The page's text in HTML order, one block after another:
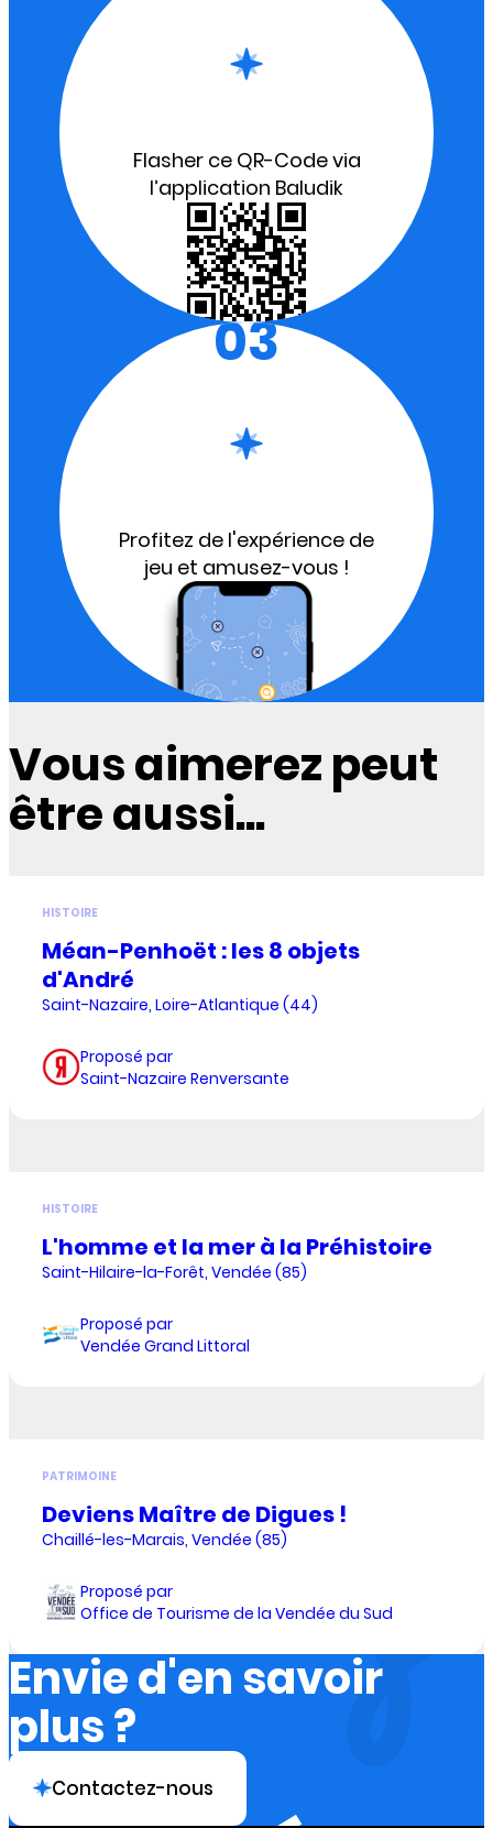
Flasher ce QR-Code via
l’application Baludik
03
Profitez de l'expérience de
jeu et amusez-vous !
Vous aimerez peut
être aussi...
HISTOIRE
Méan-Penhoët : les 8 objets
d'André
Saint-Nazaire, Loire-Atlantique (44)
Proposé par
Saint-Nazaire Renversante
HISTOIRE
L'homme et la mer à la Préhistoire
Saint-Hilaire-la-Forêt, Vendée (85)
Proposé par
Vendée Grand Littoral
PATRIMOINE
Deviens Maître de Digues !
Chaillé-les-Marais, Vendée (85)
Proposé par
Office de Tourisme de la Vendée du Sud
Envie d'en savoir
plus ?
Contactez-nous